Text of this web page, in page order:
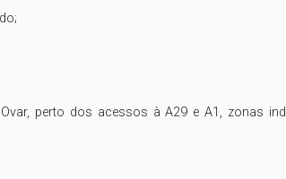
perto dos acessos à A29 e A1, zonas